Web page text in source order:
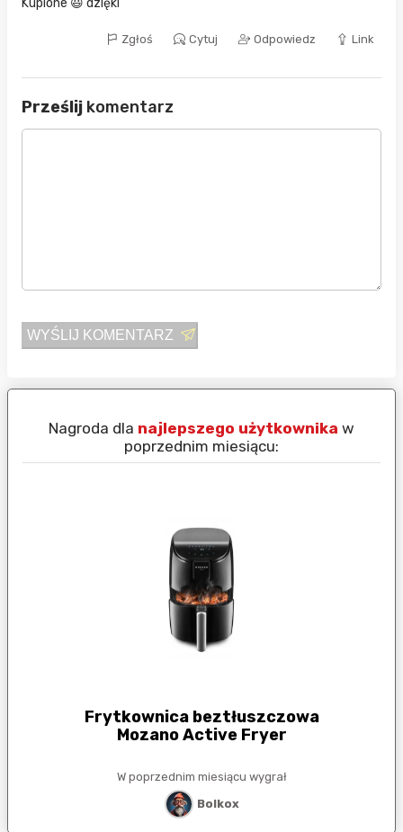
Zgłoś Cytuj Odpowiedz Link
Prześlij komentarz
WYŚLIJ KOMENTARZ
Nagroda dla najlepszego użytkownika w
poprzednim miesiącu:
Frytkownica beztłuszczowa
Mozano Active Fryer
W poprzednim miesiącu wygrał
Bolkox